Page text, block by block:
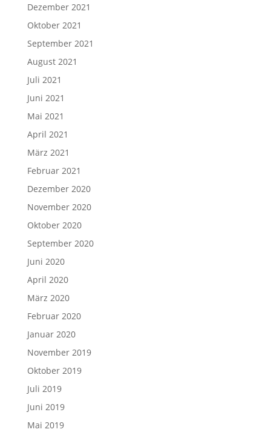
Dezember 2021
Oktober 2021
September 2021
August 2021
Juli 2021
Juni 2021
Mai 2021
April 2021
März 2021
Februar 2021
Dezember 2020
November 2020
Oktober 2020
September 2020
Juni 2020
April 2020
März 2020
Februar 2020
Januar 2020
November 2019
Oktober 2019
Juli 2019
Juni 2019
Mai 2019